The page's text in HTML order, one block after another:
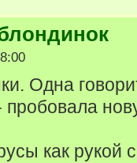
Одна
как рукой